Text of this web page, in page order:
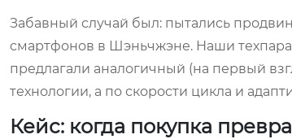
Забавный случай был: пытались
смартфонов в Шэньчжэне. Наши
предлагали аналогичный (на первый
технологии, а по скорости цикла и
Кейс: когда покупка